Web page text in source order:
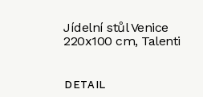
Jídelní stůl Venice
220x100 cm, Talenti
DETAIL